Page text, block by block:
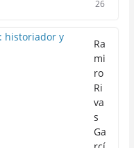
26
Ra
mi
ro
Ri
va
s
Ga